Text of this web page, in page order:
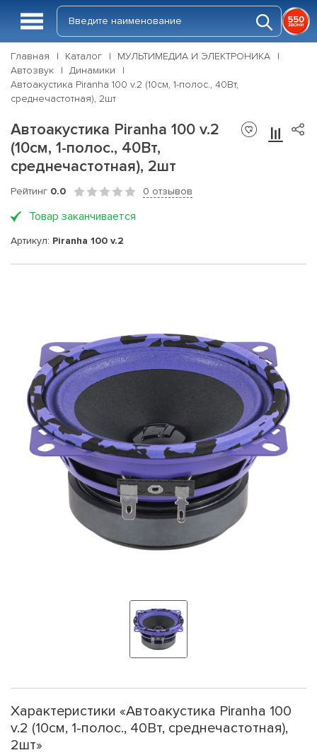
Главная Каталог
МУЛЬТИМЕДИА И ЭЛЕКТРОНИКА
Автозвук
Динамики
Автоакустика Piranha 100 v.2 (10см, 1-полос., 40Вт,
среднечастотная), 2шт
Автоакустика Piranha 100 v.2
(10см, 1-полос., 40Вт,
среднечастотная), 2шт
Рейтинг 0.0 0 отзывов
Товар заканчивается
Артикул: Piranha 100 v.2
Характеристики «Автоакустика Piranha 100
v.2 (10см, 1-полос., 40Вт, среднечастотная),
2шт»